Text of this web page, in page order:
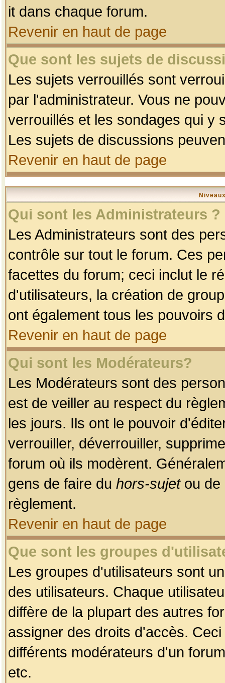
it dans chaque forum.
Revenir en haut de page
Que sont les sujets de
Les sujets verrouillés sont
par l'administrateur. Vous ne
verrouillés et les sondages qui y
Les sujets de discussions
Revenir en haut de page
Qui sont les Administrateurs ?
Les Administrateurs sont des
contrôle sur tout le forum. Ces
facettes du forum; ceci inclut le
d'utilisateurs, la création de
ont également tous les pouvoirs
Revenir en haut de page
Qui sont les Modérateurs?
Les Modérateurs sont des
est de veiller au respect du
les jours. Ils ont le pouvoir
verrouiller, déverrouiller,
forum où ils modèrent.
gens de faire du hors-sujetou de
règlement.
Revenir en haut de page
Que sont les groupes
Les groupes d'utilisateurs sont
des utilisateurs. Chaque
diffère de la plupart des autres
assigner des droits d'accès.
différents modérateurs d'un
etc.